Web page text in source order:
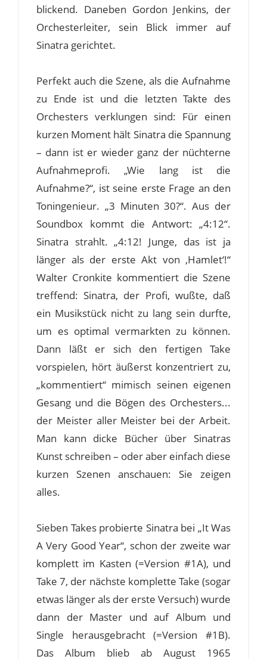
blickend. Daneben Gordon Jenkins, der
Orchesterleiter, sein Blick immer auf
Sinatra gerichtet.
Perfekt auch die Szene, als die Aufnahme
zu Ende ist und die letzten Takte des
Orchesters verklungen sind: Für einen
kurzen Moment hält Sinatra die Spannung
– dann ist er wieder ganz der nüchterne
Aufnahmeprofi. „Wie lang ist die
Aufnahme?“, ist seine erste Frage an den
Toningenieur. „3 Minuten 30?“. Aus der
Soundbox kommt die Antwort: „4:12“.
Sinatra strahlt. „4:12! Junge, das ist ja
länger als der erste Akt von ‚Hamlet‘!“
Walter Cronkite kommentiert die Szene
treffend: Sinatra, der Profi, wußte, daß
ein Musikstück nicht zu lang sein durfte,
um es optimal vermarkten zu können.
Dann läßt er sich den fertigen Take
vorspielen, hört äußerst konzentriert zu,
„kommentiert“ mimisch seinen eigenen
Gesang und die Bögen des Orchesters...
der Meister aller Meister bei der Arbeit.
Man kann dicke Bücher über Sinatras
Kunst schreiben – oder aber einfach diese
kurzen Szenen anschauen: Sie zeigen
alles.
Sieben Takes probierte Sinatra bei „It Was
A Very Good Year“, schon der zweite war
komplett im Kasten (=Version #1A), und
Take 7, der nächste komplette Take (sogar
etwas länger als der erste Versuch) wurde
dann der Master und auf Album und
Single herausgebracht (=Version #1B).
Das Album blieb ab August 1965